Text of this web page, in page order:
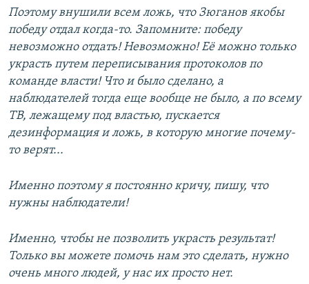
Поэтому внушили всем ложь, что Зюганов якобы
победу отдал когда-то. Запомните: победу
невозможно отдать! Невозможно! Её можно только
украсть путем переписывания протоколов по
команде власти! Что и было сделано, а
наблюдателей тогда еще вообще не было, а по всему
ТВ, лежащему под властью, пускается
дезинформация и ложь, в которую многие почему-
то верят...
Именно поэтому я постоянно кричу, пишу, что
нужны наблюдатели!
Именно, чтобы не позволить украсть результат!
Только вы можете помочь нам это сделать, нужно
очень много людей, у нас их просто нет.